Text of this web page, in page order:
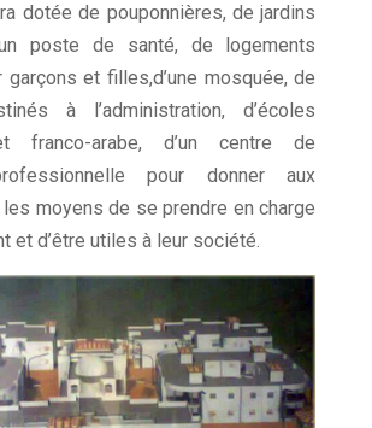
dotée de pouponnières, de jardins
poste de santé, de logements
garçons et filles,d’une mosquée,de
à l’administration,d’écoles
franco-arabe, d’un centre de
pour donner aux
moyens de se prendre en charge
et d’être utiles à leur société.